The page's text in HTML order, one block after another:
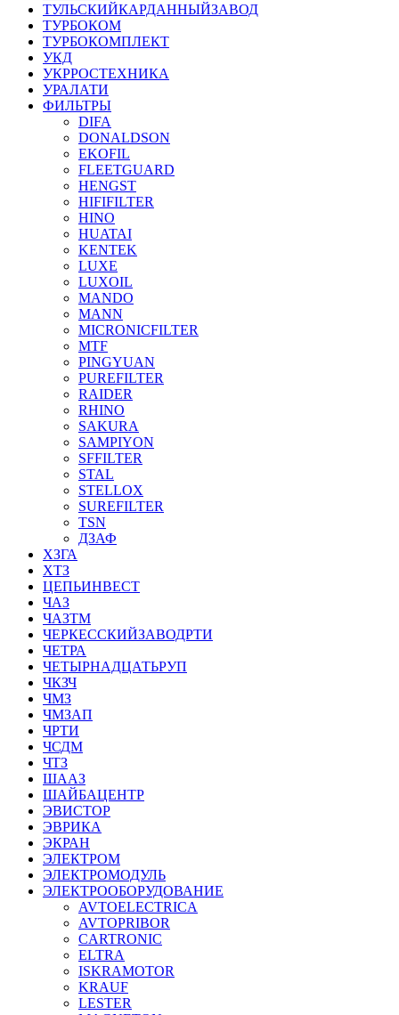
ТУЛЬСКИЙКАРДАННЫЙЗАВОД
ТУРБОКОМ
ТУРБОКОМПЛЕКТ
УКД
УКРРОСТЕХНИКА
УРАЛАТИ
ФИЛЬТРЫ
DIFA
DONALDSON
EKOFIL
FLEETGUARD
HENGST
HIFIFILTER
HINO
HUATAI
KENTEK
LUXE
LUXOIL
MANDO
MANN
MICRONICFILTER
MTF
PINGYUAN
PUREFILTER
RAIDER
RHINO
SAKURA
SAMPIYON
SFFILTER
STAL
STELLOX
SUREFILTER
TSN
ДЗАФ
ХЗГА
ХТЗ
ЦЕПЬИНВЕСТ
ЧАЗ
ЧАЗТМ
ЧЕРКЕССКИЙЗАВОДРТИ
ЧЕТРА
ЧЕТЫРНАДЦАТЬРУП
ЧКЗЧ
ЧМЗ
ЧМЗАП
ЧРТИ
ЧСДМ
ЧТЗ
ШААЗ
ШАЙБАЦЕНТР
ЭВИСТОР
ЭВРИКА
ЭКРАН
ЭЛЕКТРОМ
ЭЛЕКТРОМОДУЛЬ
ЭЛЕКТРООБОРУДОВАНИЕ
AVTOELECTRICA
AVTOPRIBOR
CARTRONIC
ELTRA
ISKRAMOTOR
KRAUF
LESTER